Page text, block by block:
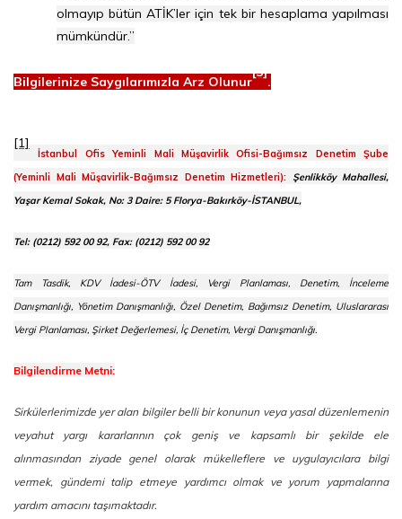
olmayıp bütün ATİK’ler için tek bir hesaplama yapılması
mümkündür.”
Bilgilerinize Saygılarımızla Arz Olunur
[3]
.
[1]
İstanbul Ofis Yeminli Mali Müşavirlik Ofisi-Bağımsız Denetim Şube
(Yeminli Mali Müşavirlik-Bağımsız Denetim Hizmetleri):
Şenlikköy Mahallesi,
Yaşar Kemal Sokak, No: 3 Daire: 5 Florya-Bakırköy-İSTANBUL,
Tel: (0212) 592 00 92, Fax: (0212) 592 00 92
Tam Tasdik, KDV İadesi-ÖTV İadesi, Vergi Planlaması, Denetim, İnceleme
Danışmanlığı, Yönetim Danışmanlığı, Özel Denetim, Bağımsız Denetim, Uluslararası
Vergi Planlaması, Şirket Değerlemesi, İç Denetim, Vergi Danışmanlığı.
Bilgilendirme Metni:
Sirkülerlerimizde yer alan bilgiler belli bir konunun veya yasal düzenlemenin
veyahut yargı kararlarının çok geniş ve kapsamlı bir şekilde ele
alınmasından ziyade genel olarak mükelleflere ve uygulayıcılara bilgi
vermek, gündemi talip etmeye yardımcı olmak ve yorum yapmalarına
yardım amacını taşımaktadır.